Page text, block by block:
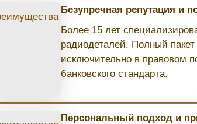
Безупречная репутация и
Более 15 лет
радиодеталей. Полный
исключительно в правовом
банковского стандарта.
Персональный подход и
14days/